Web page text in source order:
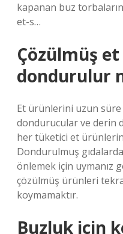
kapanan buz
et-s…
Çözülmüş
dondurulur
Et ürünlerini uzun süre
dondurucular ve derin
her tüketici et
Dondurulmuş
önlemek için uymanız
çözülmüş ürünleri
koymamaktır.
Buzluk için